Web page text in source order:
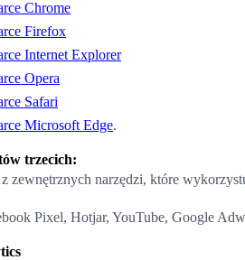
Chrome
Firefox
Internet Explorer
Opera
Safari
Microsoft Edge.
trzecich:
zewnętrznych narzędzi, które
Pixel, Hotjar, YouTube, Google